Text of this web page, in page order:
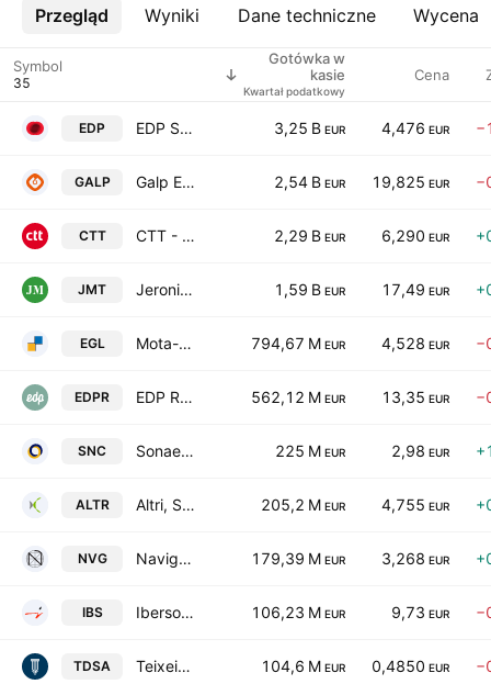
Przegląd Wyniki Dane techniczne Wycena
Więcej
Symbol
Gotówka w
kasie
Kwartał podatkowy
Cena
EDP EDP S.A. 3,25 B EUR 4,476 EUR
GALP Galp Energia, SGPS S.A. Class B 2,54 B EUR 19,825 EUR
CTT CTT - Correios de Portugal SA 2,29 B EUR 6,290 EUR
JMT Jeronimo Martins, SGPS S.A. 1,59 B EUR 17,49 EUR
EGL Mota-Engil SGPS SA 794,67 M EUR 4,528 EUR
EDPR EDP Renewables SA 562,12 M EUR 13,35 EUR
SNC Sonaecom SGPS SA 225 M EUR 2,98 EUR
ALTR Altri, SGPS, S.A. 205,2 M EUR 4,755 EUR
NVG Navigator Company SA 179,39 M EUR 3,268 EUR
IBS Ibersol, SGPS S.A. 106,23 M EUR 9,73 EUR
TDSA Teixeira Duarte, S.A. 104,6 M EUR 0,4850 EUR